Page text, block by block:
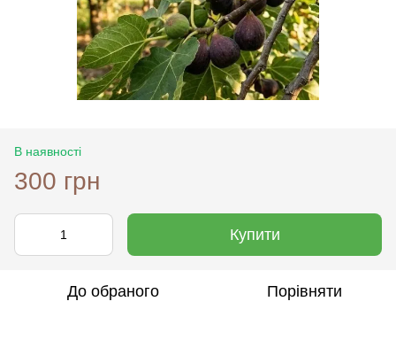
В наявності
300 грн
Купити
До обраного Порівняти